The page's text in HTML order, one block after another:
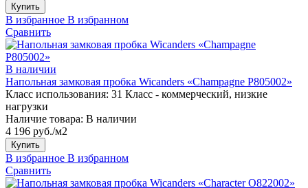
Купить
В избранное В избранном
Сравнить
В наличии
Напольная замковая пробка Wicanders «Champagne P805002»
Класс использования: 31 Класс - коммерческий, низкие
нагрузки
Наличие товара: В наличии
4 196 руб./м2
Купить
В избранное В избранном
Сравнить